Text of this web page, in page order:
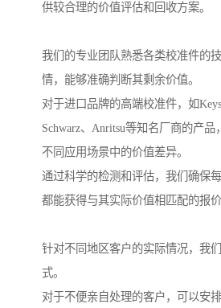
供较合理的价值评估和回收方案。
我们的专业团队熟悉各类校准件的
情，能够准确判断其剩余价值。
对于进口品牌的高端校准件，如
Schwarz、Anritsu等知名厂商的产
不同应用场景中的价值差异。
通过科学的检测和评估，我们确保
都能获得与其实际价值相匹配的报价
针对不同地区客户的实际情况，我
式。
对于不便亲自处理的客户，可以安